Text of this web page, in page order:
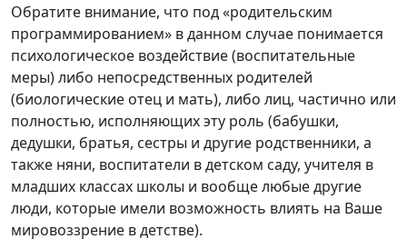
Обратите внимание, что под «родительским
программированием» в данном случае понимается
психологическое воздействие (воспитательные
меры) либо непосредственных родителей
(биологические отец и мать), либо лиц, частично или
полностью, исполняющих эту роль (бабушки,
дедушки, братья, сестры и другие родственники, а
также няни, воспитатели в детском саду, учителя в
младших классах школы и вообще любые другие
люди, которые имели возможность влиять на Ваше
мировоззрение в детстве).